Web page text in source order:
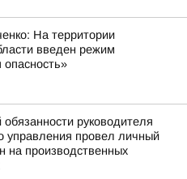
На территории
введен режим
руководителя
управления провел личный
на производственных